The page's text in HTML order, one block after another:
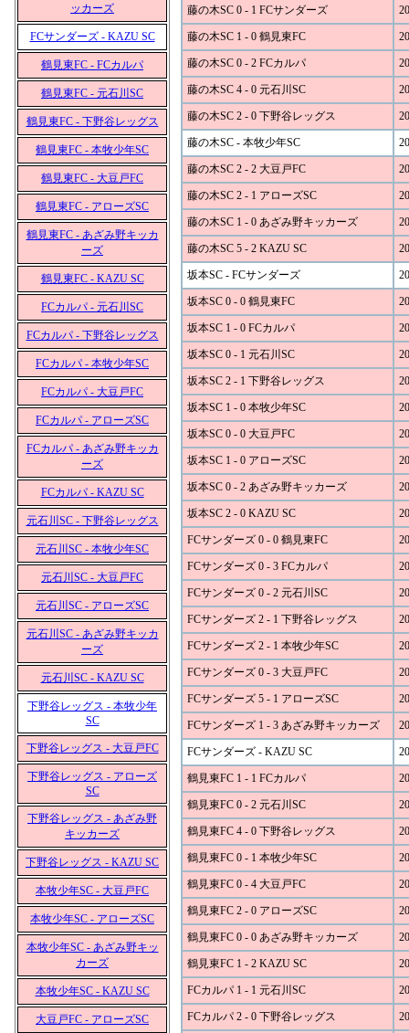
ッカーズ
FCサンダーズ - KAZU SC
鶴見東FC - FCカルパ
鶴見東FC - 元石川SC
鶴見東FC - 下野谷レッグス
鶴見東FC - 本牧少年SC
鶴見東FC - 大豆戸FC
鶴見東FC - アローズSC
鶴見東FC - あざみ野キッカ
ーズ
鶴見東FC - KAZU SC
FCカルパ - 元石川SC
FCカルパ - 下野谷レッグス
FCカルパ - 本牧少年SC
FCカルパ - 大豆戸FC
FCカルパ - アローズSC
FCカルパ - あざみ野キッカ
ーズ
FCカルパ - KAZU SC
元石川SC - 下野谷レッグス
元石川SC - 本牧少年SC
元石川SC - 大豆戸FC
元石川SC - アローズSC
元石川SC - あざみ野キッカ
ーズ
元石川SC - KAZU SC
下野谷レッグス - 本牧少年
SC
下野谷レッグス - 大豆戸FC
下野谷レッグス - アローズ
SC
下野谷レッグス - あざみ野
キッカーズ
下野谷レッグス - KAZU SC
本牧少年SC - 大豆戸FC
本牧少年SC - アローズSC
本牧少年SC - あざみ野キッ
カーズ
本牧少年SC - KAZU SC
大豆戸FC - アローズSC
藤の木SC 0 - 1 FCサンダーズ
藤の木SC 1 - 0 鶴見東FC
藤の木SC 0 - 2 FCカルパ
藤の木SC 4 - 0 元石川SC
藤の木SC 2 - 0 下野谷レッグス
藤の木SC - 本牧少年SC
藤の木SC 2 - 2 大豆戸FC
藤の木SC 2 - 1 アローズSC
藤の木SC 1 - 0 あざみ野キッカーズ
藤の木SC 5 - 2 KAZU SC
坂本SC - FCサンダーズ
坂本SC 0 - 0 鶴見東FC
坂本SC 1 - 0 FCカルパ
坂本SC 0 - 1 元石川SC
坂本SC 2 - 1 下野谷レッグス
坂本SC 1 - 0 本牧少年SC
坂本SC 0 - 0 大豆戸FC
坂本SC 1 - 0 アローズSC
坂本SC 0 - 2 あざみ野キッカーズ
坂本SC 2 - 0 KAZU SC
FCサンダーズ 0 - 0 鶴見東FC
FCサンダーズ 0 - 3 FCカルパ
FCサンダーズ 0 - 2 元石川SC
FCサンダーズ 2 - 1 下野谷レッグス
FCサンダーズ 2 - 1 本牧少年SC
FCサンダーズ 0 - 3 大豆戸FC
FCサンダーズ 5 - 1 アローズSC
FCサンダーズ 1 - 3 あざみ野キッカーズ
FCサンダーズ - KAZU SC
鶴見東FC 1 - 1 FCカルパ
鶴見東FC 0 - 2 元石川SC
鶴見東FC 4 - 0 下野谷レッグス
鶴見東FC 0 - 1 本牧少年SC
鶴見東FC 0 - 4 大豆戸FC
鶴見東FC 2 - 0 アローズSC
鶴見東FC 0 - 0 あざみ野キッカーズ
鶴見東FC 1 - 2 KAZU SC
FCカルパ 1 - 1 元石川SC
FCカルパ 2 - 0 下野谷レッグス